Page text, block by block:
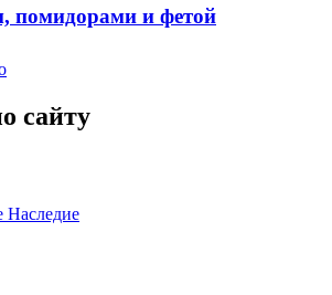
помидорами и фетой
сайту
Наследие